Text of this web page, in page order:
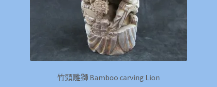
竹頭雕獅 Bamboo carving Lion